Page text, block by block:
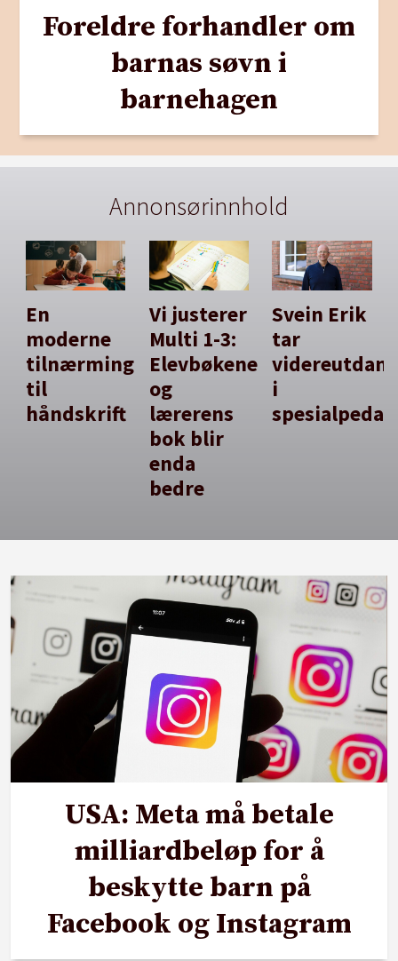
Foreldre forhandler om
barnas søvn i
barnehagen
Annonsørinnhold
En
moderne
tilnærming
til
håndskrift
Vi justerer
Multi 1-3:
Elevbøkene
og
lærerens
bok blir
enda
bedre
Svein Erik
tar
i
USA: Meta må betale
milliardbeløp for å
beskytte barn på
Facebook og Instagram